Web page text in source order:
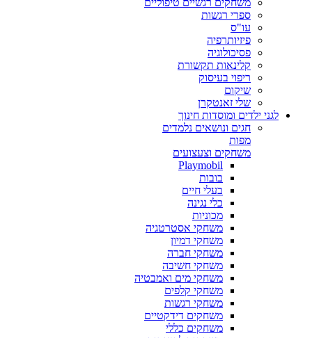
משחקים רגשיים טיפוליים
ספרי רגשות
עו"ס
פיזיותרפיה
פסיכולוגיה
קלינאות תקשורת
ריפוי בעיסוק
שיקום
שלי זאנטקרן
לגני ילדים ומוסדות חינוך
חגים ונושאים נלמדים
מפות
משחקים וצעצועים
Playmobil
בובות
בעלי חיים
כלי נגינה
מכוניות
משחקי אסטרטגיה
משחקי דמיון
משחקי חברה
משחקי חשיבה
משחקי מים ואמבטיה
משחקי קלפים
משחקי רגשות
משחקים דידקטיים
משחקים כללי